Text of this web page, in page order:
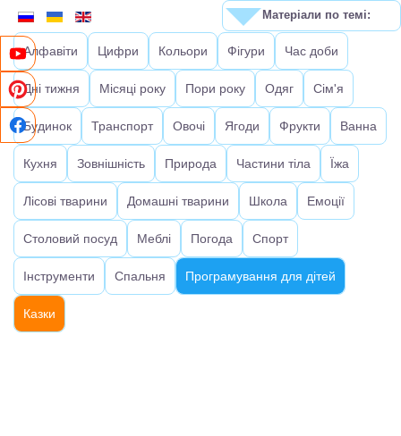
Алфавіти Цифри Кольори Фігури Час доби
Дні тижня Місяці року Пори року Одяг Сім'я
Будинок Транспорт Овочі Ягоди Фрукти Ванна
Кухня Зовнішність Природа Частини тіла Їжа
Лісові тварини Домашні тварини Школа Емоції
Столовий посуд Меблі Погода Спорт
Інструменти Спальня Програмування для дітей
Казки
Матеріали по темі: